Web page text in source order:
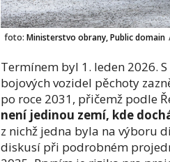
foto: Ministerstvo obrany, Public domain
Termínem byl 1. leden 2026.
bojových vozidel pěchoty
po roce 2031, přičemž podle
není jedinou zemí, kde
z nichž jedna byla na výboru
diskusí při podrobném